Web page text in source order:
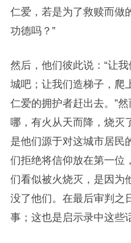
仁爱，若是为了救赎而做
功德吗？”
然后，他们彼此说：“让
城吧；让我们造梯子，爬
仁爱的拥护者赶出去。”
哪，有火从天而降，烧灭
是他们源于对这城市居民
们拒绝将信仰放在第一位
们看似被火烧灭，是因为
没了他们。在最后审判之
事；这也是启示录中这些